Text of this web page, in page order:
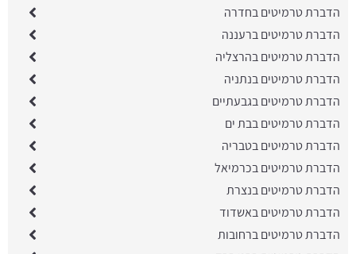
הדברת טרמיטים בחדרה
הדברת טרמיטים ברעננה
הדברת טרמיטים בהרצליה
הדברת טרמיטים בנתניה
הדברת טרמיטים בגבעתיים
הדברת טרמיטים בבת ים
הדברת טרמיטים בטבריה
הדברת טרמיטים בכרמיאל
הדברת טרמיטים בנצרת
הדברת טרמיטים באשדוד
הדברת טרמיטים ברחובות